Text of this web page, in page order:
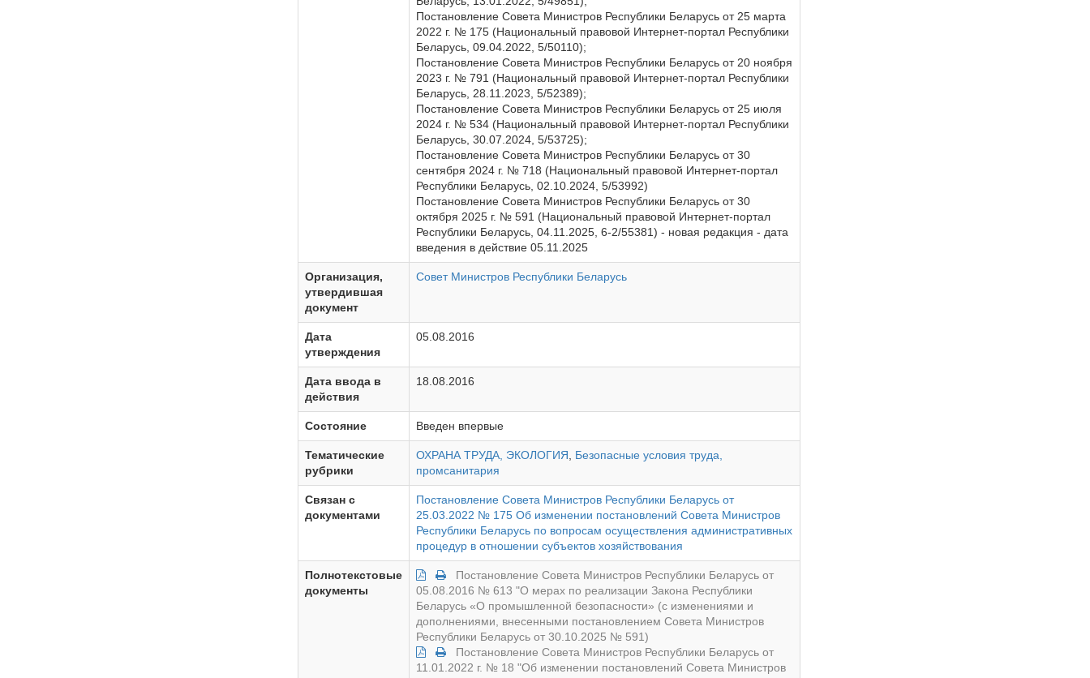
Постановление Совета Министров Республики Беларусь от 25 марта
2022 г. № 175 (Национальный правовой Интернет-портал Республики
Беларусь, 09.04.2022, 5/50110);
Постановление Совета Министров Республики Беларусь от 20 ноября
2023 г. № 791 (Национальный правовой Интернет-портал Республики
Беларусь, 28.11.2023, 5/52389);
Постановление Совета Министров Республики Беларусь от 25 июля
2024 г. № 534 (Национальный правовой Интернет-портал Республики
Беларусь, 30.07.2024, 5/53725);
Постановление Совета Министров Республики Беларусь от 30
сентября 2024 г. № 718 (Национальный правовой Интернет-портал
Республики Беларусь, 02.10.2024, 5/53992)
Постановление Совета Министров Республики Беларусь от 30
октября 2025 г. № 591 (Национальный правовой Интернет-портал
Республики Беларусь, 04.11.2025, 6-2/55381) - новая редакция - дата
введения в действие 05.11.2025
Организация,
утвердившая
документ
Совет Министров Республики Беларусь
Дата
утверждения
05.08.2016
Дата ввода в
действия
18.08.2016
Состояние Введен впервые
Тематические
рубрики
ОХРАНА ТРУДА, ЭКОЛОГИЯ , Безопасные условия труда,
промсанитария
Связан с
документами
Постановление Совета Министров Республики Беларусь от
25.03.2022 № 175 Об изменении постановлений Совета Министров
Республики Беларусь по вопросам осуществления административных
процедур в отношении субъектов хозяйствования
Полнотекстовые
документы
Постановление Совета Министров Республики Беларусь от
05.08.2016 № 613 "О мерах по реализации Закона Республики
Беларусь «О промышленной безопасности» (с изменениями и
дополнениями, внесенными постановлением Совета Министров
Республики Беларусь от 30.10.2025 № 591)
Постановление Совета Министров Республики Беларусь от
11.01.2022 г. № 18 "Об изменении постановлений Совета Министров